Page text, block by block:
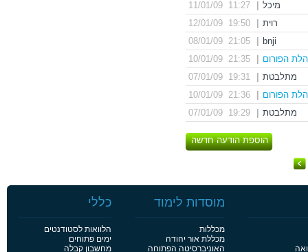
מיכל
11:27 11/01/09
רוית
19:50 12/01/09
bnji
21:05 08/01/09
הפורום
21:35 10/01/09
מתלבטת
19:31 07/01/09
הפורום
21:36 10/01/09
מתלבטת
19:29 07/01/09
הוספת הודעה חדשה
מוסדות לימוד
מכללות
מכללת אור יהודה
האוניברסיטה הפתוחה
כללי
הלוואות לסטודנטים
ימים פתוחים
מחשבון קבלה